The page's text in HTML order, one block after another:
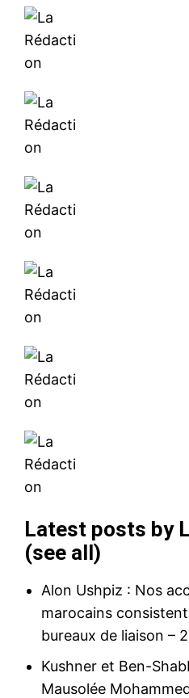
Latest posts by
(see all)
Alon Ushpiz : Nos
marocains
bureaux de liaison –
Kushner et Ben-
Mausolée